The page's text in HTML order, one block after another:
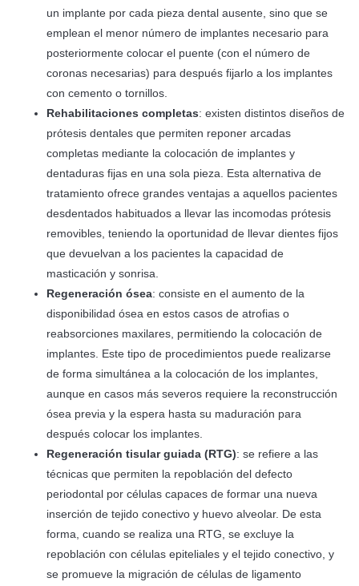
un implante por cada pieza dental ausente, sino que se
emplean el menor número de implantes necesario para
posteriormente colocar el puente (con el número de
coronas necesarias) para después fijarlo a los implantes
con cemento o tornillos.
Rehabilitaciones completas: existen distintos diseños de
prótesis dentales que permiten reponer arcadas
completas mediante la colocación de implantes y
dentaduras fijas en una sola pieza. Esta alternativa de
tratamiento ofrece grandes ventajas a aquellos pacientes
desdentados habituados a llevar las incomodas prótesis
removibles, teniendo la oportunidad de llevar dientes fijos
que devuelvan a los pacientes la capacidad de
masticación y sonrisa.
Regeneración ósea: consiste en el aumento de la
disponibilidad ósea en estos casos de atrofias o
reabsorciones maxilares, permitiendo la colocación de
implantes. Este tipo de procedimientos puede realizarse
de forma simultánea a la colocación de los implantes,
aunque en casos más severos requiere la reconstrucción
ósea previa y la espera hasta su maduración para
después colocar los implantes.
Regeneración tisular guiada (RTG): se refiere a las
técnicas que permiten la repoblación del defecto
periodontal por células capaces de formar una nueva
inserción de tejido conectivo y huevo alveolar. De esta
forma, cuando se realiza una RTG, se excluye la
repoblación con células epiteliales y el tejido conectivo, y
se promueve la migración de células de ligamento